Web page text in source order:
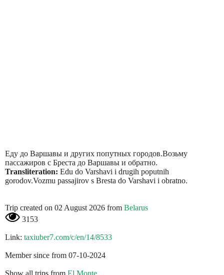
Еду до Варшавы и других попутных городов.Возьму
пассажиров с Бреста до Варшавы и обратно.
Transliteration: Edu do Varshavi i drugih poputnih
gorodov.Vozmu passajirov s Bresta do Varshavi i obratno.
Trip created on 02 August 2026 from Belarus
3153
Link: taxiuber7.com/c/en/14/8533
Member since from 07-10-2024
Show all trips from El Monte